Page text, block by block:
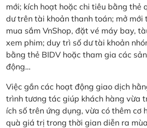
mới; kích hoạt hoặc chi tiêu bằng thẻ
dư trên tài khoản thanh toán; mở mới
mua sắm VnShop, đặt vé máy bay,
xem phim; duy trì số dư tài khoản
bằng thẻ BIDV hoặc tham gia các
động…
Việc gắn các hoạt động giao dịch
trình tương tác giúp khách hàng vừa
ích số trên ứng dụng, vừa có thêm cơ
quà giá trị trong thời gian diễn ra